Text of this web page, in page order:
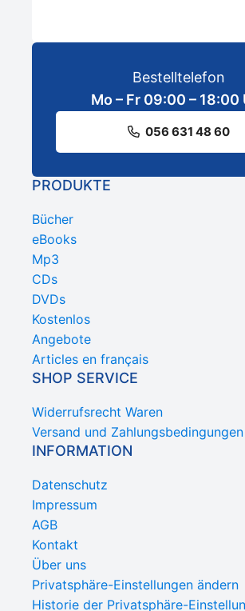
Bestelltelefon
Mo – Fr 09:00 – 18:00
056 631 48 60
PRODUKTE
Bücher
eBooks
Mp3
CDs
DVDs
Kostenlos
Angebote
Articles en français
SHOP SERVICE
Widerrufsrecht Waren
Versand und Zahlungsbedingungen
INFORMATION
Datenschutz
Impressum
AGB
Kontakt
Über uns
Privatsphäre-Einstellungen ändern
Historie der Privatsphäre-